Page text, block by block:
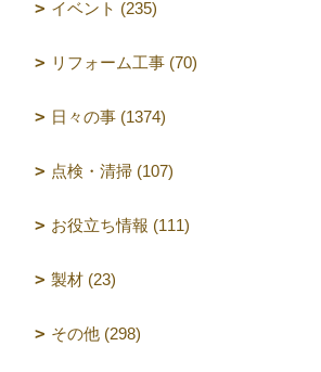
イベント (235)
リフォーム工事 (70)
日々の事 (1374)
点検・清掃 (107)
お役立ち情報 (111)
製材 (23)
その他 (298)